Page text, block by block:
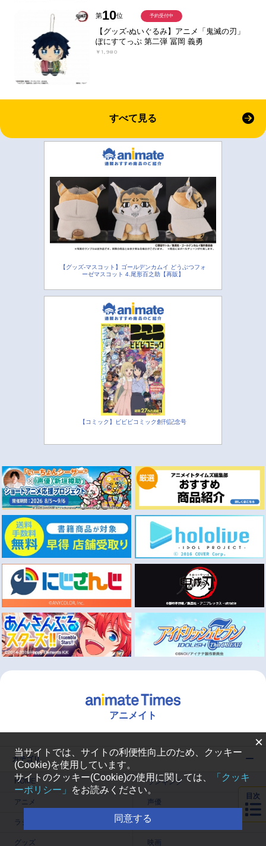
第10位
【グッズ-ぬいぐるみ】アニメ「鬼滅の刃」
ぽにすてっぷ 第二弾 冨岡 義勇
￥1,980
予約受付中
すべて見る
【グッズ-マスコット】ゴールデンカムイ どうぶつフォ
ーゼマスコット 4.尾形百之助【再販】
【コミック】ビビビコミック創刊記念号
アニメイト
カテゴリ
HOME ランキング
アニメ 声優
ラジオ みんなの声
グッズ 映画
目次
×
当サイトでは、サイトの利便性向上のため、クッキー
(Cookie)を使用しています。
サイトのクッキー(Cookie)の使用に関しては、
「クッキ
ーポリシー」
をお読みください。
同意する